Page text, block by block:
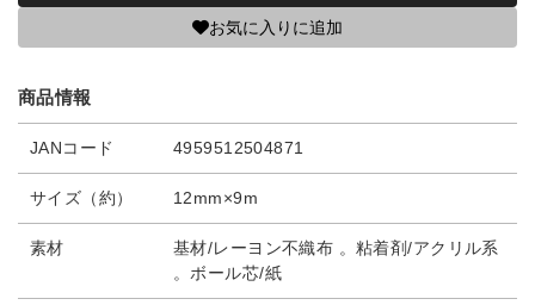
お気に入りに追加
商品情報
JANコード 4959512504871
サイズ（約） 12mm×9m
素材
基材/レーヨン不織布 。粘着剤/アクリル系
。ボール芯/紙